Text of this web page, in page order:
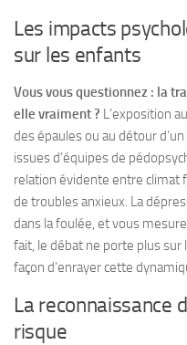
Les impacts
sur les enfants
Vous vous questionnez : la
elle vraiment ? L’exposition
des épaules ou au détour
issues d’équipes de
relation évidente entre climat
de troubles anxieux. La
dans la foulée, et vous
fait, le débat ne porte plus sur
façon d’enrayer cette
La reconnaissance
risque